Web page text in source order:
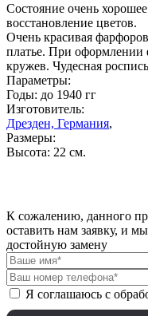
Состояние очень
восстановление цветов.
Очень красивая
платье. При оформлении
кружев. Чудесная
Параметры:
Годы: до 1940 гг
Изготовитель:
Дрезден, Германия,
Размеры:
Высота: 22 см.
К сожалению, данного
оставить нам заявку, и
достойную замену
Я соглашаюсь с